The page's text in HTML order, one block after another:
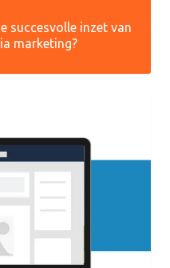
succesvolle inzet van
marketing?